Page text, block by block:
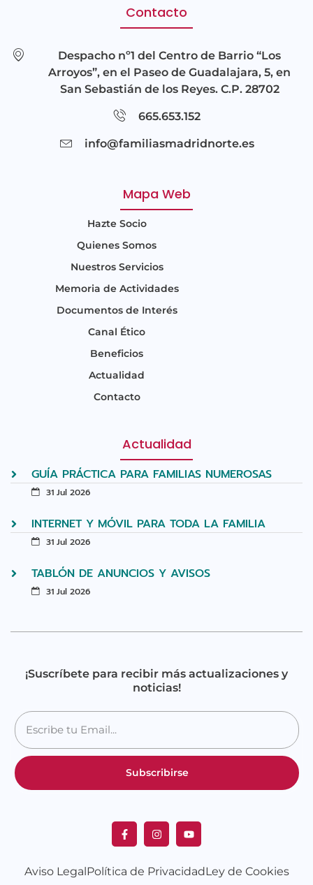
Contacto
Despacho nº1 del Centro de Barrio “Los
Arroyos”, en el Paseo de Guadalajara, 5, en
San Sebastián de los Reyes. C.P. 28702
665.653.152
info@familiasmadridnorte.es
Mapa Web
Hazte Socio
Quienes Somos
Nuestros Servicios
Memoria de Actividades
Documentos de Interés
Canal Ético
Beneficios
Actualidad
Contacto
Actualidad
GUÍA PRÁCTICA PARA FAMILIAS NUMEROSAS
31 Jul 2026
INTERNET Y MÓVIL PARA TODA LA FAMILIA
31 Jul 2026
TABLÓN DE ANUNCIOS Y AVISOS
31 Jul 2026
¡Suscríbete para recibir más actualizaciones y
noticias!
Subscribirse
Aviso Legal Política de PrivacidadLey de Cookies